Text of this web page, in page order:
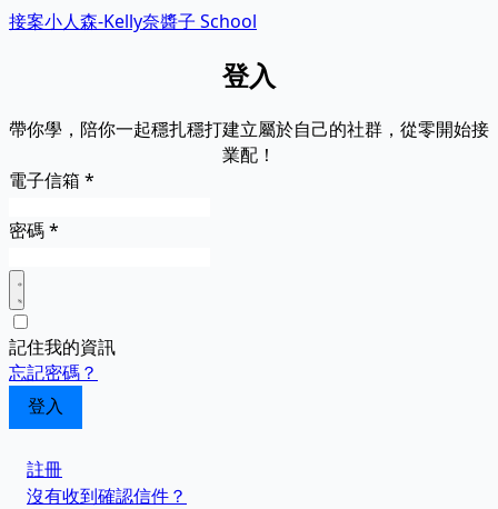
接案小人森-Kelly奈醬子 School
登入
帶你學，陪你一起穩扎穩打建立屬於自己的社群，從零開始接
業配！
電子信箱 *
密碼*
記住我的資訊
忘記密碼？
註冊
沒有收到確認信件？